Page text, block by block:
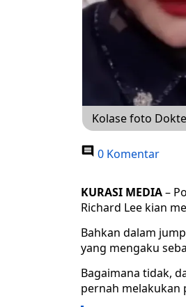
Kolase foto
0 Komentar
KURASI MEDIA–
Richard Lee kian
Bahkan dalam
yang mengaku
Bagaimana tidak,
pernah melakukan